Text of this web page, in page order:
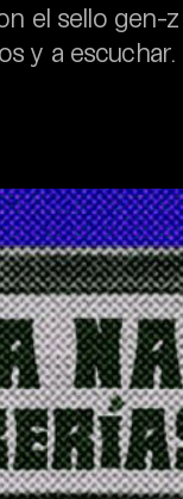
el sello gen-
y a escuchar.